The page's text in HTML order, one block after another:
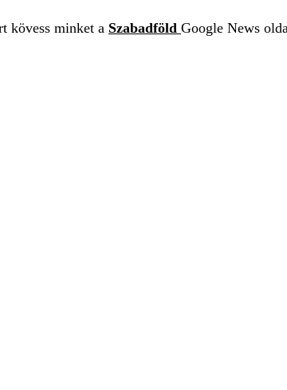
kövess minket a Szabadföld Google News